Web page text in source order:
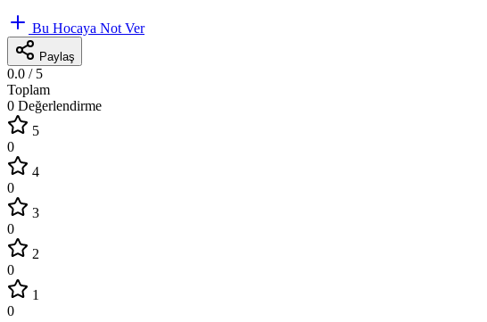
Bu Hocaya Not Ver
Paylaş
0.0 / 5
Toplam
0 Değerlendirme
5
0
4
0
3
0
2
0
1
0